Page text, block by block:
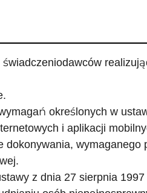
określonych w
i aplikacji
wymaganego
z dnia 27 sierpnia 1997